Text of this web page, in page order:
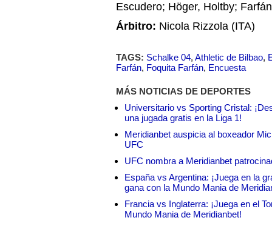
Escudero; Höger, Holtby;
Árbitro: Nicola Rizzola (ITA)
TAGS: Schalke 04, Athletic de Bilbao,
Farfán, Foquita Farfán, Encuesta
MÁS NOTICIAS DE DEPORTES
Universitario vs Sporting Cristal:
una jugada gratis en la Liga 1!
Meridianbet auspicia al boxeador
UFC
UFC nombra a Meridianbet
España vs Argentina: ¡Juega en la
gana con la Mundo Mania de
Francia vs Inglaterra: ¡Juega en el
Mundo Mania de Meridianbet!